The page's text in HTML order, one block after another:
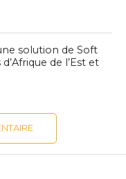
solution de Soft
de l’Est et